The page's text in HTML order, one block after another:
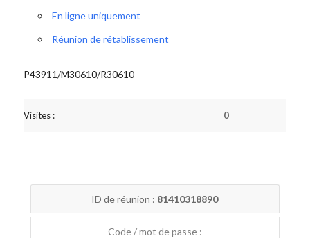
En ligne uniquement
Réunion de rétablissement
P43911/M30610/R30610
Visites : 0
ID de réunion : 81410318890
Code / mot de passe :